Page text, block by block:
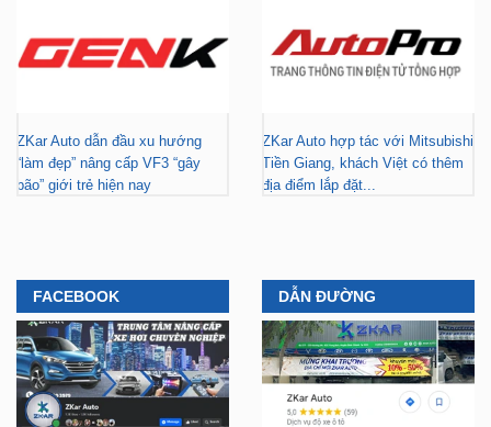
ZKar Auto dẫn đầu xu hướng
“làm đẹp” nâng cấp VF3 “gây
bão” giới trẻ hiện nay
ZKar Auto hợp tác với Mitsubishi
Tiền Giang, khách Việt có thêm
địa điểm lắp đặt...
FACEBOOK DẪN ĐƯỜNG